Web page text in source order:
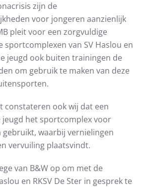
zijn de
voor jongeren aanzienlijk
pleit voor een zorgvuldige
sportcomplexen van SV Haslou en
jeugd ook buiten trainingen de
om gebruik te maken van deze
constateren ook wij dat een
het sportcomplex voor
waarbij vernielingen
vervuiling plaatsvindt.
van B&W op om met de
en RKSV De Ster in gesprek te